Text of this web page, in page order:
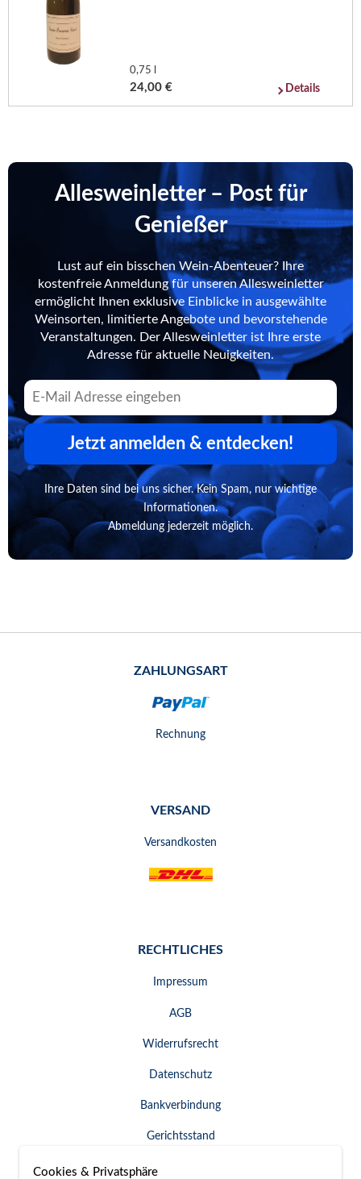
0,75 l
24,00 € Details
Allesweinletter – Post für
Genießer
Lust auf ein bisschen Wein-Abenteuer? Ihre
kostenfreie Anmeldung für unseren Allesweinletter
ermöglicht Ihnen exklusive Einblicke in ausgewählte
Weinsorten, limitierte Angebote und bevorstehende
Veranstaltungen. Der Allesweinletter ist Ihre erste
Adresse für aktuelle Neuigkeiten.
Jetzt anmelden & entdecken!
Ihre Daten sind bei uns sicher. Kein Spam, nur wichtige
Informationen.
Abmeldung jederzeit möglich.
ZAHLUNGSART
Rechnung
VERSAND
Versandkosten
RECHTLICHES
Impressum
AGB
Widerrufsrecht
Datenschutz
Bankverbindung
Gerichtsstand
Widerruf erklären
Cookies & Privatsphäre